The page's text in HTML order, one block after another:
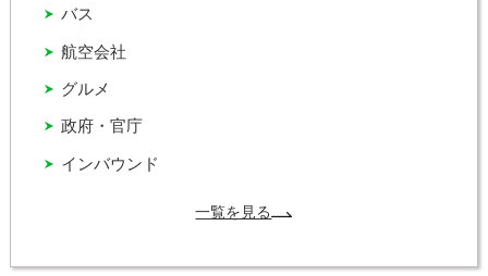
インバウンド
グルメ
バス
政府・官庁
航空会社
一覧を見る